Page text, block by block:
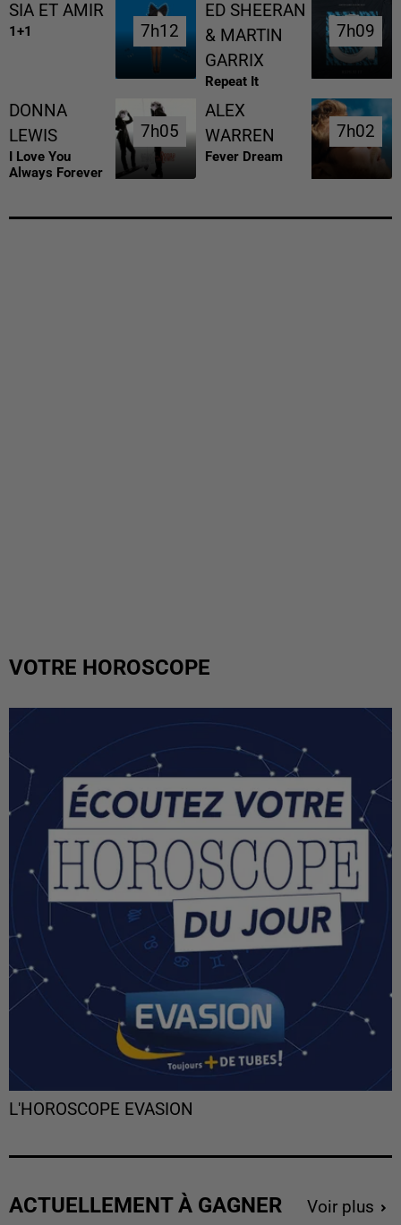
SIA ET AMIR
1+1 7h12
7h12
ED SHEERAN
& MARTIN
GARRIX
Repeat It
7h09
7h09
DONNA
LEWIS
I Love You
Always Forever
7h05
7h05
ALEX
WARREN
Fever Dream
7h02
7h02
VOTRE HOROSCOPE
L'HOROSCOPE EVASION
ACTUELLEMENT À GAGNER Voir plus